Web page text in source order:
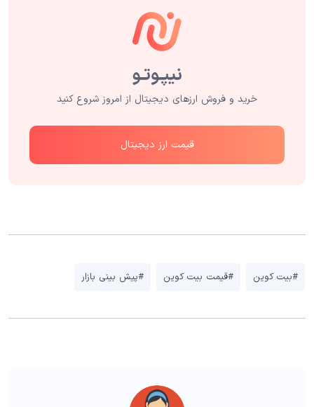
خرید و فروش ارزهای دیجیتال از امروز شروع کنید
قیمت ارز دیجیتال
#بیت کوین #قیمت بیت کوین #پیش بینی بازار